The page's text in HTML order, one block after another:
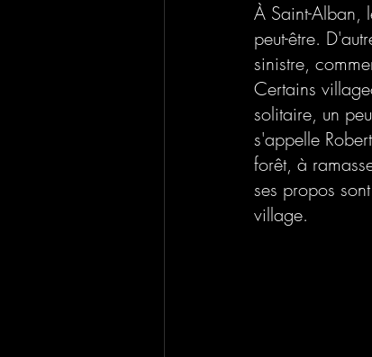
À Saint-Alban,
peut-être.
sinistre,
Certains
solitaire, un
s'appelle
forêt, à
ses propos
village.